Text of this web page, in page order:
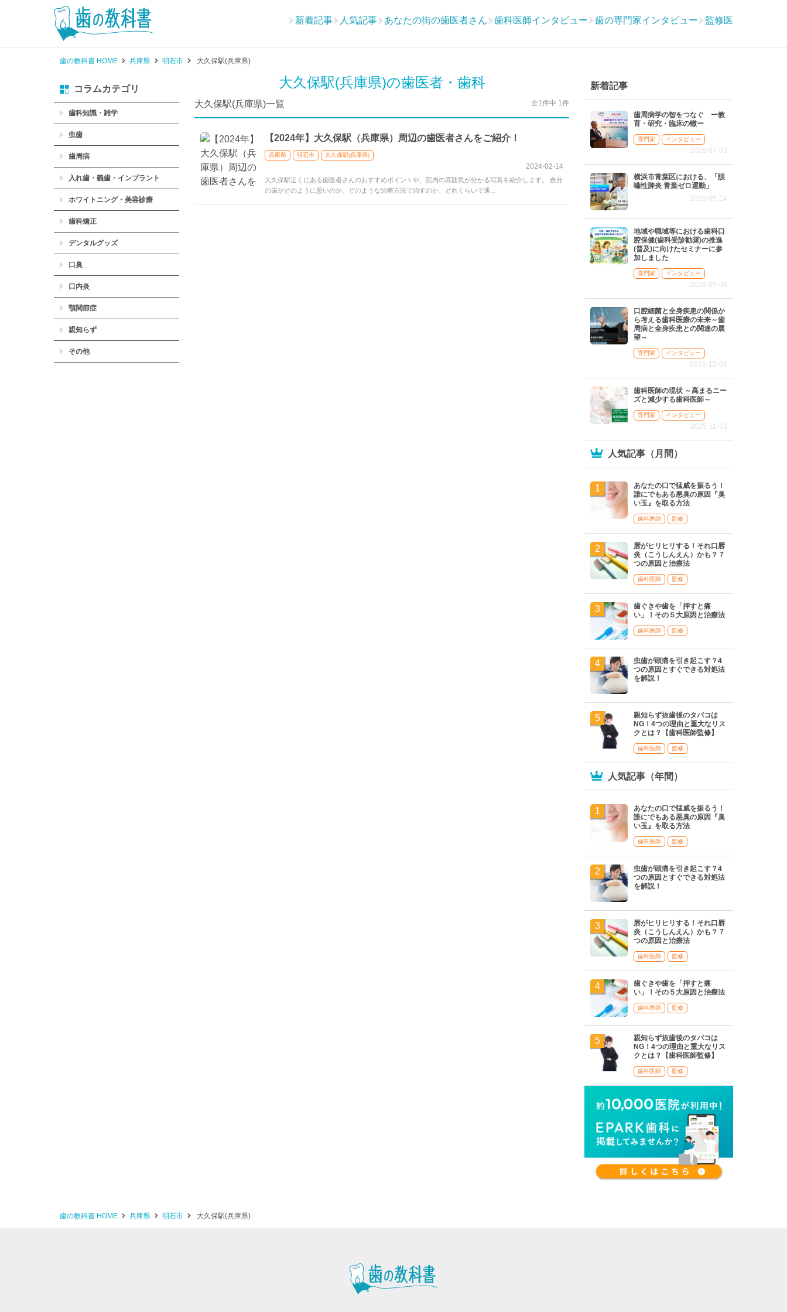
新着記事 人気記事 あなたの街の歯医者さん 歯科医師インタビュー 歯の専門家インタビュー 監修医
歯の教科書 HOME 兵庫県 明石市 大久保駅(兵庫県)
大久保駅(兵庫県)の歯医者・歯科
大久保駅(兵庫県)一覧 全1件中 1件
【2024年】大久保駅（兵庫県）周辺の歯医者さんをご紹介！
兵庫県 明石市 大久保駅(兵庫県)
2024-02-14
大久保駅近くにある歯医者さんのおすすめポイントや、院内の雰囲気が分かる写真を紹介します。 自分
の歯がどのように悪いのか、どのような治療方法で治すのか、どれくらいで通...
コラムカテゴリ
歯科知識・雑学
虫歯
歯周病
入れ歯・義歯・インプラント
ホワイトニング・美容診療
歯科矯正
デンタルグッズ
口臭
口内炎
顎関節症
親知らず
その他
新着記事
歯周病学の智をつなぐ ー教
育・研究・臨床の轍ー
専門家 インタビュー
2026-07-03
横浜市青葉区における、「誤
嚥性肺炎 青葉ゼロ運動」
2026-05-14
地域や職域等における歯科口
腔保健(歯科受診勧奨)の推進
(普及)に向けたセミナーに参
加しました
専門家 インタビュー
2026-05-08
口腔細菌と全身疾患の関係か
ら考える歯科医療の未来～歯
周病と全身疾患との関連の展
望～
専門家 インタビュー
2025-12-04
歯科医師の現状 ～高まるニー
ズと減少する歯科医師～
専門家 インタビュー
2025-11-13
人気記事（月間）
あなたの口で猛威を振るう！
誰にでもある悪臭の原因『臭
い玉』を取る方法
歯科医師 監修
唇がヒリヒリする！それ口唇
炎（こうしんえん）かも？７
つの原因と治療法
歯科医師 監修
歯ぐきや歯を「押すと痛
い」！その５大原因と治療法
歯科医師 監修
虫歯が頭痛を引き起こす？4
つの原因とすぐできる対処法
を解説！
親知らず抜歯後のタバコは
NG！4つの理由と重大なリス
クとは？【歯科医師監修】
歯科医師 監修
人気記事（年間）
あなたの口で猛威を振るう！
誰にでもある悪臭の原因『臭
い玉』を取る方法
歯科医師 監修
虫歯が頭痛を引き起こす？4
つの原因とすぐできる対処法
を解説！
唇がヒリヒリする！それ口唇
炎（こうしんえん）かも？７
つの原因と治療法
歯科医師 監修
歯ぐきや歯を「押すと痛
い」！その５大原因と治療法
歯科医師 監修
親知らず抜歯後のタバコは
NG！4つの理由と重大なリス
クとは？【歯科医師監修】
歯科医師 監修
歯の教科書 HOME 兵庫県 明石市 大久保駅(兵庫県)